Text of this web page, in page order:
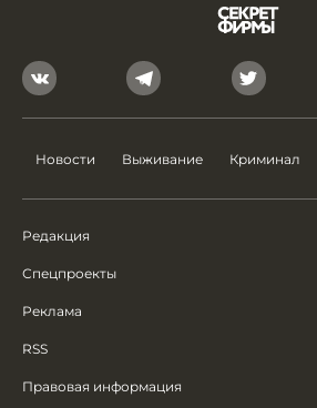
Новости Выживание Криминал
Редакция
Спецпроекты
Реклама
RSS
Правовая информация